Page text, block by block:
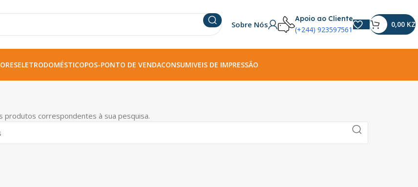
Sobre Nós
Apoio ao Cliente
(+244) 923597561
0,00 KZ
ELETRODOMÉSTICOPOS-PONTO DE VENDACONSUMIVEIS DE IMPRESSÃO
produtos correspondentes à sua pesquisa.